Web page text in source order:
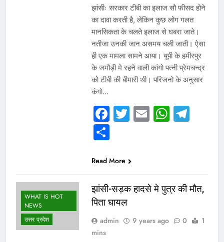
झांसीः सरकार टीबी का इलाज सौ फीसद होने
का दावा करती है, लेकिन कुछ लोग गलत
मानसिकता के चलते इलाज से घबरा जाते।
नतीजा उनकी जान असमय चली जाती। ऐसा
ही एक मामला सामने आया। यूपी के हमीरपुर
के जमौड़ी मे रहने वाली कांगो पत्नी प्रेमचन्द्र
को टीबी की बीमारी थी। परिजनो के अनुसार
कंगो…
Facebook
Twitter
Email
Share
Read More
WHAT IS HOT
NEWS
उत्तर प्रदेश
झांसी-सड़क हादसे मे पुत्र की मौत,
पिता घायल
admin 9 years ago 0
1
mins